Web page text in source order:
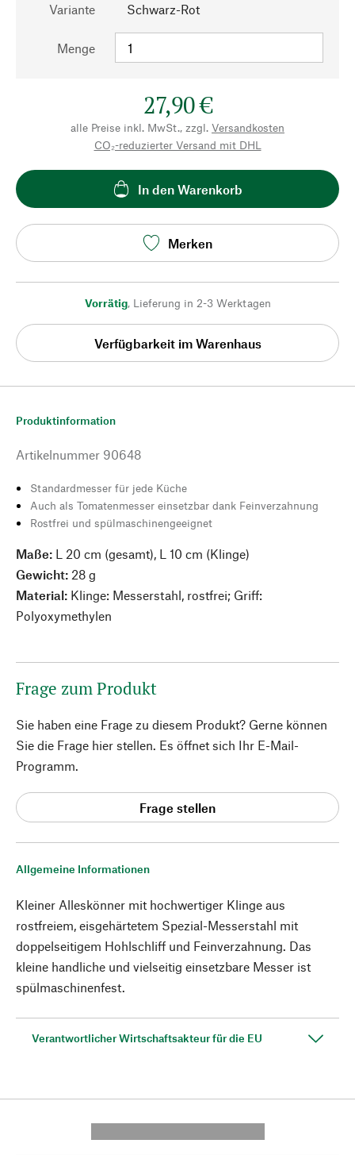
Variante Schwarz-Rot
Menge
27,90 €
alle Preise inkl. MwSt., zzgl. Versandkosten
CO₂-reduzierter Versand mit DHL
In den Warenkorb
Merken
Vorrätig, Lieferung in 2-3 Werktagen
Verfügbarkeit im Warenhaus
Allgemeine Informationen
Kleiner Alleskönner mit hochwertiger Klinge aus
rostfreiem, eisgehärtetem Spezial-Messerstahl mit
doppelseitigem Hohlschliff und Feinverzahnung. Das
kleine handliche und vielseitig einsetzbare Messer ist
spülmaschinenfest.
Verantwortlicher Wirtschaftsakteur für die EU
Produktinformation
Artikelnummer 90648
Standardmesser für jede Küche
Auch als Tomatenmesser einsetzbar dank Feinverzahnung
Rostfrei und spülmaschinengeeignet
Maße: L 20 cm (gesamt), L 10 cm (Klinge)
Gewicht: 28 g
Material: Klinge: Messerstahl, rostfrei; Griff:
Polyoxymethylen
Frage zum Produkt
Sie haben eine Frage zu diesem Produkt? Gerne können
Sie die Frage hier stellen. Es öffnet sich Ihr E-Mail-
Programm.
Frage stellen